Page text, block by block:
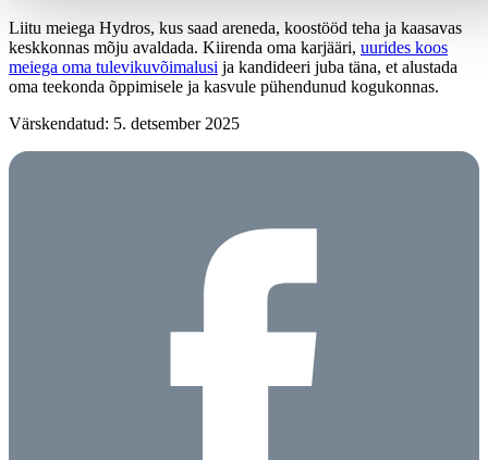
Liitu meiega Hydros, kus saad areneda, koostööd teha ja kaasavas
keskkonnas mõju avaldada. Kiirenda oma karjääri, uurides koos
meiega oma tulevikuvõimalusi ja kandideeri juba täna, et alustada
oma teekonda õppimisele ja kasvule pühendunud kogukonnas.
Värskendatud: 5. detsember 2025